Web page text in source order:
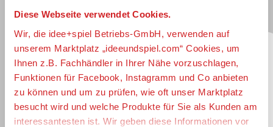
Diese Webseite verwendet Cookies.
Wir, die idee+spiel Betriebs-GmbH, verwenden auf
unserem Marktplatz „ideeundspiel.com“ Cookies, um
Ihnen z.B. Fachhändler in Ihrer Nähe vorzuschlagen,
Funktionen für Facebook, Instagramm und Co anbieten
zu können und um zu prüfen, wie oft unser Marktplatz
besucht wird und welche Produkte für Sie als Kunden am
interessantesten ist. Wir geben diese Informationen vor
Jetzt zum idee+spiel-Newsletter anmelden und
jederzeit widerruflich über spannendeNeuheiten,
zugkräftige
Gewinnspiele , limitierte
Exklusivartikel
und interessante
Schnäppchen
immer als erster
informiert sein.
E-Mail für Newsletteranmeldung